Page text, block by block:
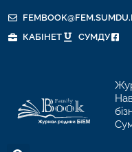
КАБІНЕТ
СУМДУ